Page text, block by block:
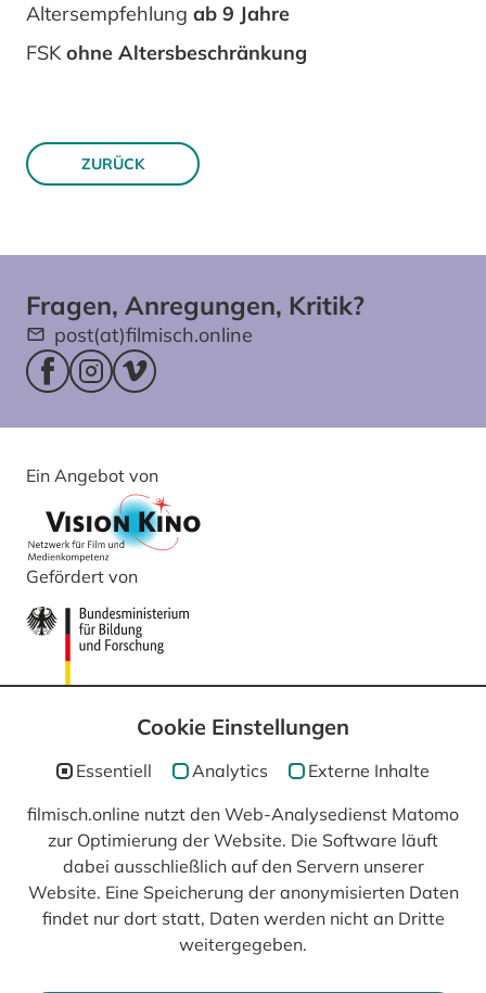
Altersempfehlung ab 9 Jahre
FSK ohne Altersbeschränkung
ZURÜCK
Fragen, Anregungen, Kritik?
post(at)filmisch.online
Facebookseite (öffnet im neuen Fenster)
Instagram (öffnet im neuen Fenster)
Vimeo (öffnet im neuen Fenster)
Ein Angebot von
Gefördert von
In Kooperation mit
Cookie Einstellungen
Essentiell Analytics Externe Inhalte
filmisch.online nutzt den Web-Analysedienst Matomo
zur Optimierung der Website. Die Software läuft
dabei ausschließlich auf den Servern unserer
Website. Eine Speicherung der anonymisierten Daten
findet nur dort statt, Daten werden nicht an Dritte
weitergegeben.